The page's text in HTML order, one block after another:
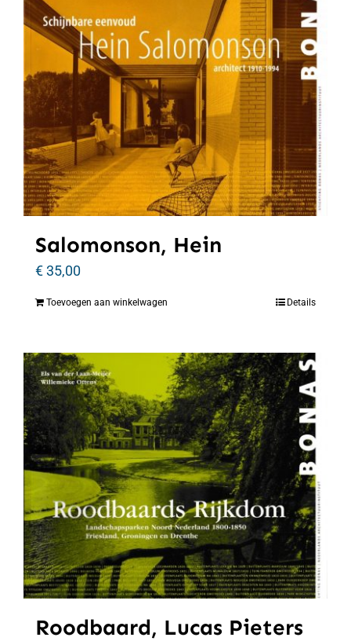
Salomonson, Hein
€35,00
Toevoegen aan winkelwagen Details
Roodbaard, Lucas Pieters